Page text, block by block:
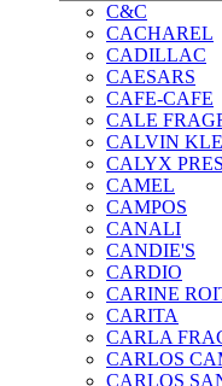
C&C
CACHAREL
CADILLAC
CAESARS
CAFE-CAFE
CALE
CALVIN
CALYX
CAMEL
CAMPOS
CANALI
CANDIE'S
CARDIO
CARINE
CARITA
CARLA
CARLOS
CARLOS